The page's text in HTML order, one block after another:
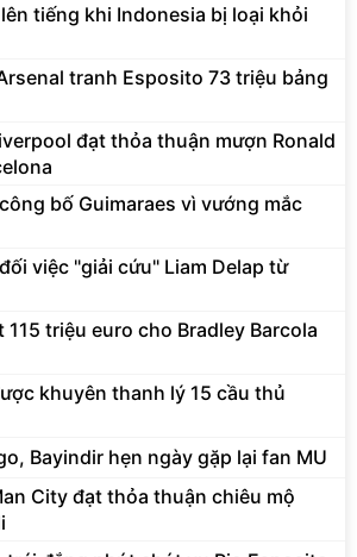
tiếng khi Indonesia bị loại khỏi
tranh Esposito 73 triệu bảng
đạt thỏa thuận mượn Ronald
bố Guimaraes vì vướng mắc
việc "giải cứu" Liam Delap từ
triệu euro cho Bradley Barcola
khuyên thanh lý 15 cầu thủ
Bayindir hẹn ngày gặp lại fan MU
City đạt thỏa thuận chiêu mộ